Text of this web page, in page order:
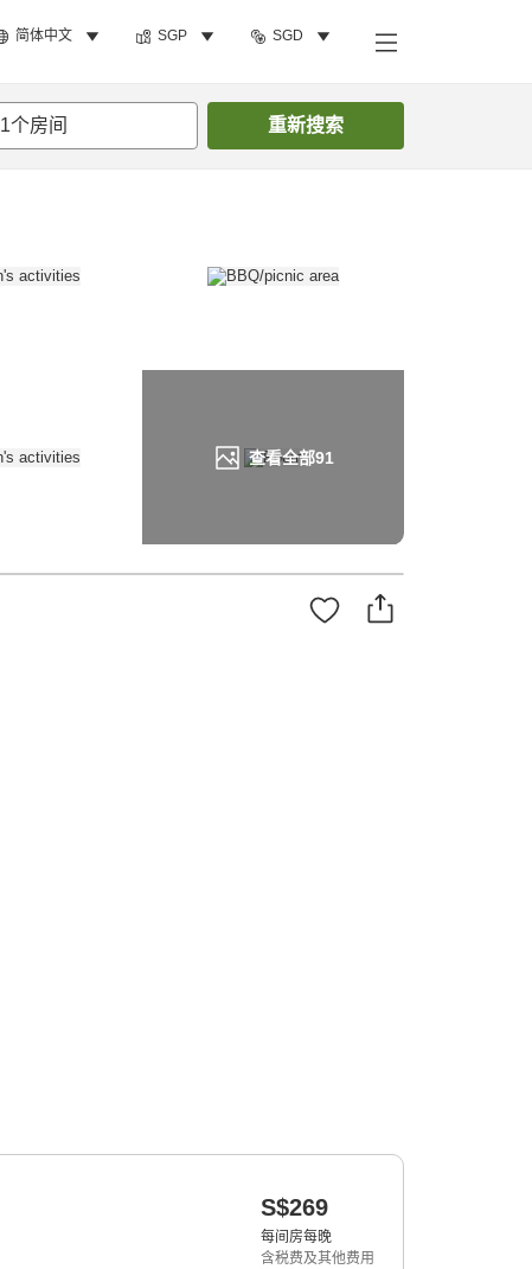
简体中文 SGP SGD
1个房间 重新搜索
查看全部91
搜索客房
S$269
每间房每晚
含税费及其他费用